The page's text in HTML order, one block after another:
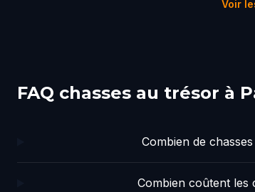
Voir
FAQ chasses au trésor à
Combien de
Combien coûtent les